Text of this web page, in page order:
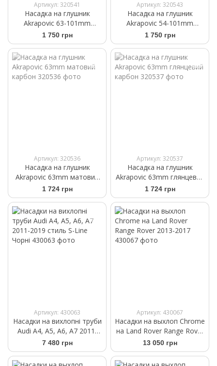
Артикул: 320541
Насадка на глушник
Akrapovic 63-101mm
матовий карбон
1 750 грн
Артикул: 320543
Насадка на глушник
Akrapovic 54-101mm
матовий карбон
1 750 грн
Артикул: 320536
Насадка на глушник
Akrapovic 63mm матовий
карбон
1 724 грн
Артикул: 320537
Насадка на глушник
Akrapovic 63mm глянцевий
карбон
1 724 грн
Артикул: 430063
Насадки на вихлопні труби
Audi A4, A5, A6, A7 2011-
2019 стиль S-Line Чорні
7 480 грн
Артикул: 430067
Насадки на выхлоп Chrome
на Land Rover Range Rover
2013-2017
13 050 грн